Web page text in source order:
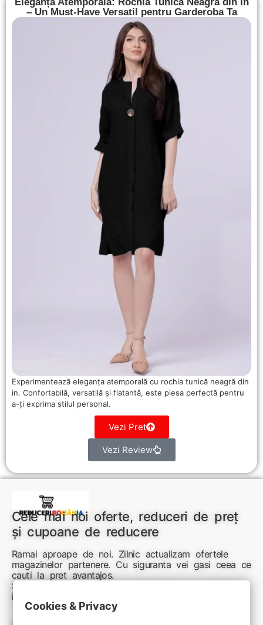
– Un Must-Have Versatil pentru Garderoba Ta
Experimentează eleganța atemporală cu rochia tunică neagră din
in. Confortabilă, versatilă și flatantă, este piesa perfectă pentru
a-ți exprima stilul personal.
Vezi Pret
Vezi Review
Cele mai noi oferte, reduceri de preț
și cupoane de reducere
Ramai aproape de noi. Zilnic actualizam ofertele
magazinelor partenere. Cu siguranta vei gasi ceea ce
cauti la pret avantajos.
Sunteti aici pentru reduceri inteligente si cumpărături
inspirate
Cookies & Privacy